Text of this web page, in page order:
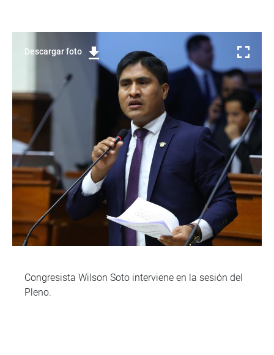
Descargar foto
Congresista Wilson Soto interviene en la sesión del
Pleno.